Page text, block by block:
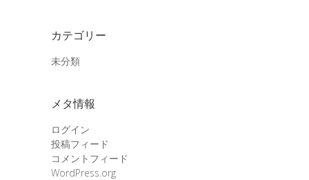
カテゴリー
未分類
メタ情報
ログイン
投稿フィード
コメントフィード
WordPress.org